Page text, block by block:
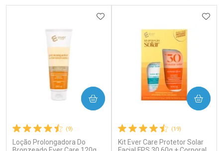
(9)
Loção Prolongadora Do
ADICIONAR AOS FAVORITOS
COMPRAR
(19)
Kit Ever Care Protetor Solar
COMPRAR